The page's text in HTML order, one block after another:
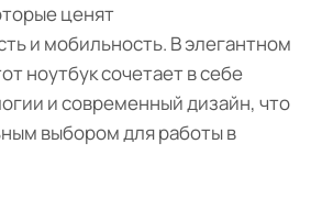
ценят
и мобильность. В элегантном
ноутбук сочетает в себе
и современный дизайн, что
выбором для работы в